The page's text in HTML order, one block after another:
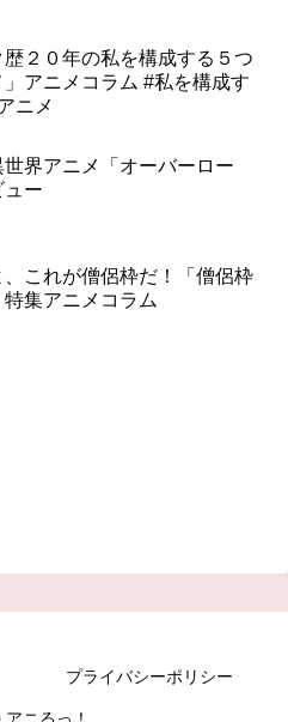
歴２０年の私を構成する５つ
」アニメコラム #私を構成す
ニメ
世界アニメ「オーバーロー
ュー
、これが僧侶枠だ！「僧侶枠
特集アニメコラム
プライバシーポリシー